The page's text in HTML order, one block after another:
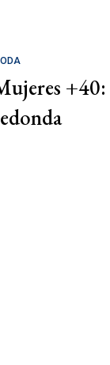
+40: